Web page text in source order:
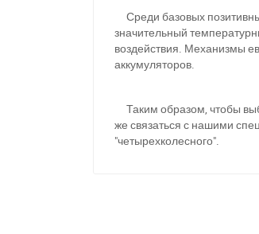
Среди базовых
значительный
воздействия. Механизмы
аккумуляторов.
Таким образом, чтобы
же связаться с нашими
"четырехколесного".